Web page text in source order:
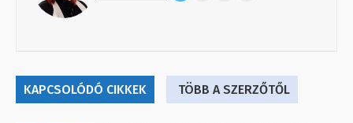
KAPCSOLÓDÓ CIKKEK TÖBB A SZERZŐTŐL